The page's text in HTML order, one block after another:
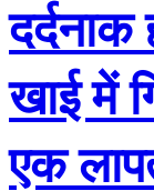
दर्दनाक
खाई में
एक